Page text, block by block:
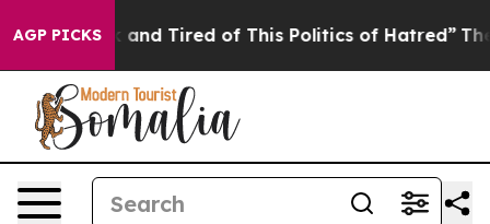
AGP PICKS
and Tired of This Politics of Hatred” The Story